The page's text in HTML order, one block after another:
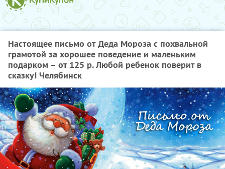
Настоящее письмо от Деда Мороза с похвальной
грамотой за хорошее поведение и маленьким
подарком – от 125 р. Любой ребенок поверит в
сказку! Челябинск